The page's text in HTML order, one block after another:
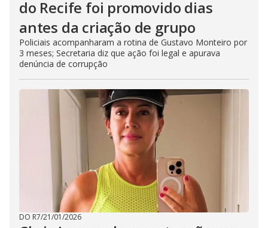
do Recife foi promovido dias
antes da criação de grupo
Policiais acompanharam a rotina de Gustavo Monteiro por
3 meses; Secretaria diz que ação foi legal e apurava
denúncia de corrupção
DO R7/21/01/2026